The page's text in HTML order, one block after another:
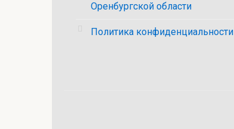
Оренбургской области
Политика конфиденциальности